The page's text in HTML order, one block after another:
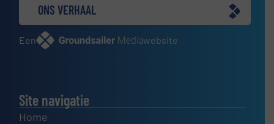
ONS VERHAAL
Een website
Site navigatie
Home